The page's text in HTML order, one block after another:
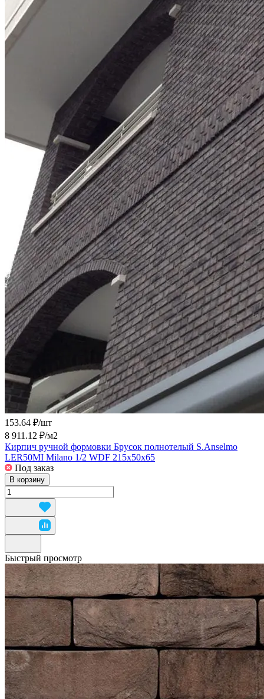
153.64 ₽/шт
8 911.12 ₽/м2
Кирпич ручной формовки Брусок полнотелый S.Anselmo
LER50MI Milano 1/2 WDF 215x50x65
Под заказ
В корзину
Быстрый просмотр